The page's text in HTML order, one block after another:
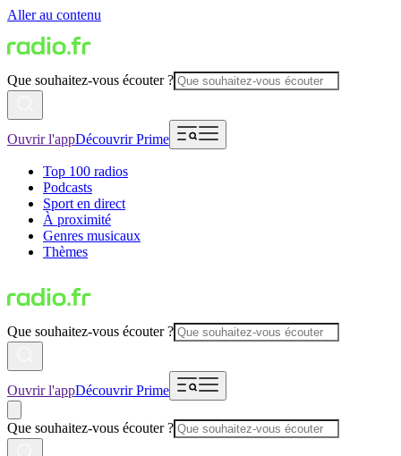
Aller au contenu
Que souhaitez-vous écouter ?
Ouvrir l'appDécouvrir Prime
Top 100 radios
Podcasts
Sport en direct
À proximité
Genres musicaux
Thèmes
Que souhaitez-vous écouter ?
Ouvrir l'appDécouvrir Prime
Que souhaitez-vous écouter ?